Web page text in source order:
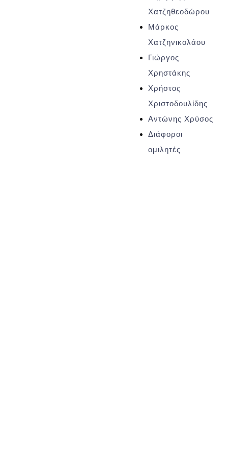
Χατζηθεοδώρου
Μάρκος
Χατζηνικολάου
Γιώργος
Χρηστάκης
Χρήστος
Χριστοδουλίδης
Αντώνης Χρύσος
Διάφοροι
ομιλητές